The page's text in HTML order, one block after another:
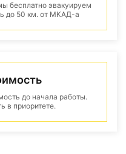
бесплатно эвакуируем
до 50 км. от МКАД-а
до начала работы.
в приоритете.